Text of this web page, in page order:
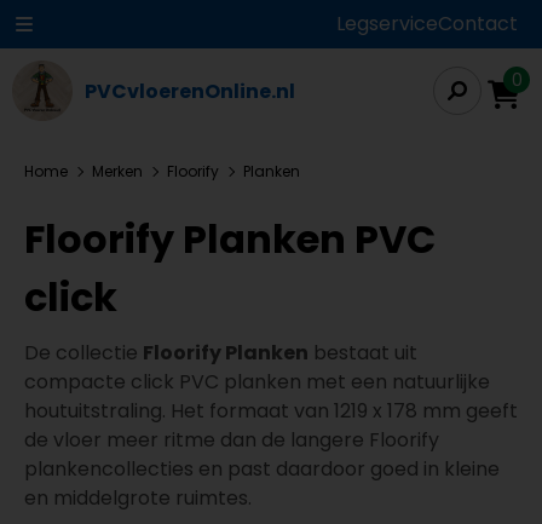
LegserviceContact
PVCvloerenOnline.nl 0
Home Merken Floorify Planken
Floorify Planken PVC
click
De collectie Floorify Planken bestaat uit
compacte click PVC planken met een natuurlijke
houtuitstraling. Het formaat van 1219 x 178 mm geeft
de vloer meer ritme dan de langere Floorify
plankencollecties en past daardoor goed in kleine
en middelgrote ruimtes.